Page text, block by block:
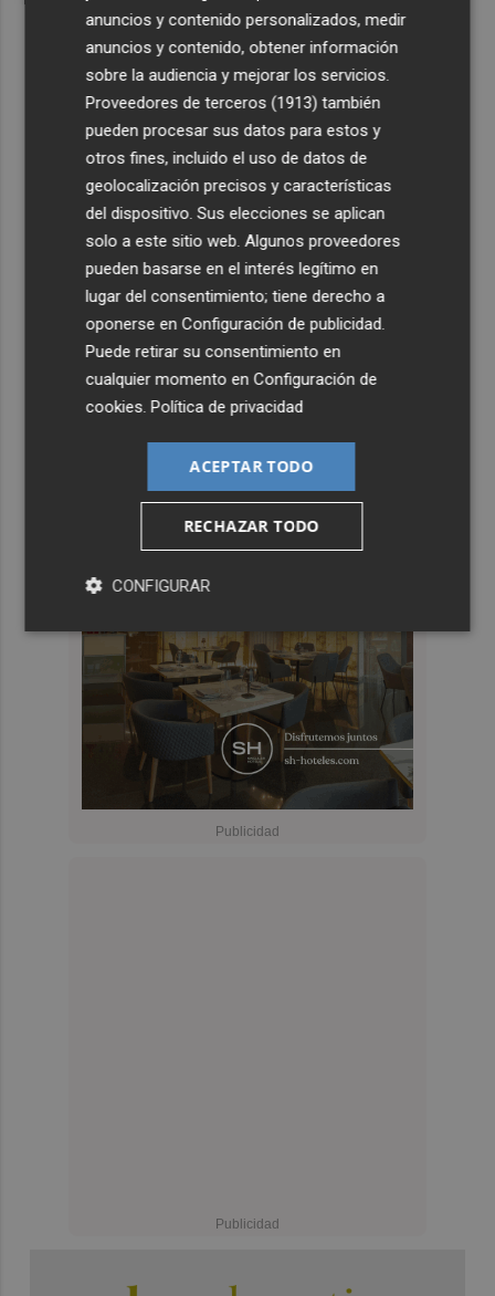
anuncios y contenido personalizados, medir
anuncios y contenido, obtener información
sobre la audiencia y mejorar los servicios.
Proveedores de terceros (1913) también
pueden procesar sus datos para estos y
otros fines, incluido el uso de datos de
geolocalización precisos y características
del dispositivo. Sus elecciones se aplican
solo a este sitio web. Algunos proveedores
pueden basarse en el interés legítimo en
lugar del consentimiento; tiene derecho a
oponerse enConfiguración de publicidad.
Puede retirar su consentimiento en
cualquier momento enConfiguración de
cookies.Política de privacidad
ACEPTAR TODO
RECHAZAR TODO
CONFIGURAR